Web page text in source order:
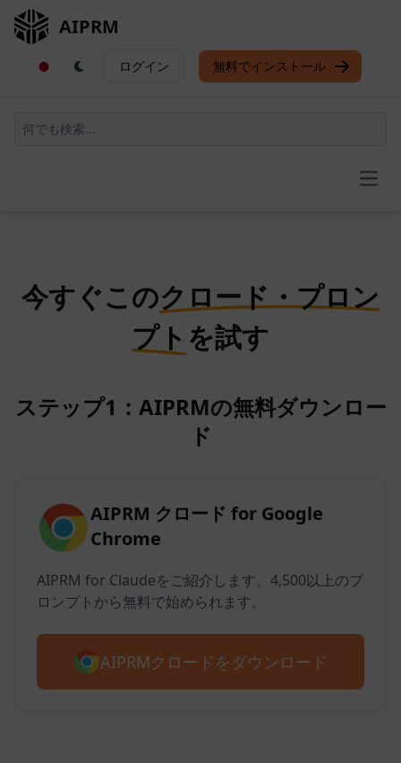
AIPRM
ログイン 無料でインストール
今すぐこのクロード・プロン
プト を試す
ステップ1：AIPRMの無料ダウンロー
ド
AIPRM クロード for Google
Chrome
AIPRM for Claudeをご紹介します。4,500以上のプ
ロンプトから無料で始められます。
AIPRMクロードをダウンロード